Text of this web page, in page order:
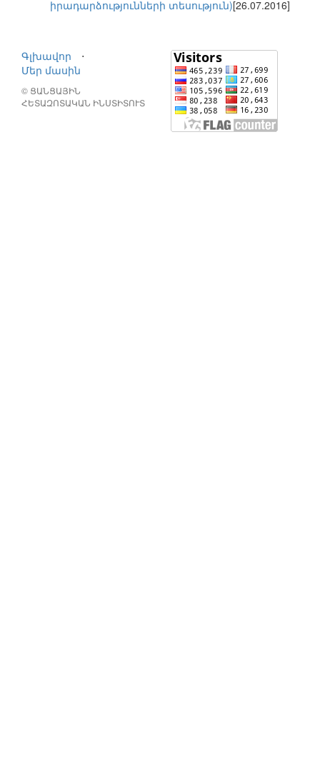
իրադարձությունների տեսություն)[26.07.2016]
Գլխավոր
⋅
Մեր մասին
© ՑԱՆՑԱՅԻՆ
ՀԵՏԱԶՈՏԱԿԱՆ ԻՆՍՏԻՏՈՒՏ